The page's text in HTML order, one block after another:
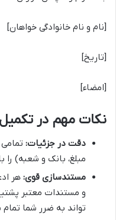
[نام و نام خانوادگی خواهان]
[تاریخ]
[امضاء]
نکات مهم در
دقت در جزئیات:
مبلغ، بانک و شعبه) را
مستندسازی قوی:هر
و مستندات معتبر
تواند به ضرر شما